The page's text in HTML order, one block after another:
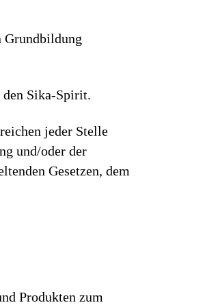
Grundbildung
Sika-Spirit.
jeder Stelle
und/oder der
Gesetzen, dem
Produkten zum